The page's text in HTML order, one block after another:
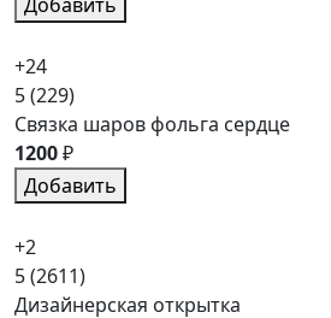
+24
5(229)
Связка шаров фольга сердце
1200₽
Добавить
+2
5(2611)
Дизайнерская открытка